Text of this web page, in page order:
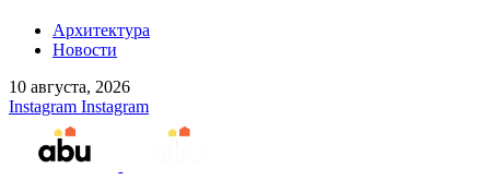
Архитектура
Новости
10 августа, 2026
Instagram Instagram